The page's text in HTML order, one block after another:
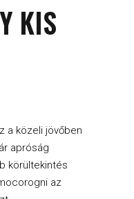
KIS
a közeli jövőben
apróság
körültekintés
az